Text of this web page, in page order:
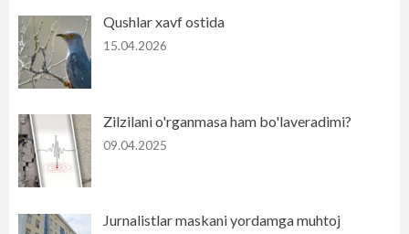
Qushlar xavf ostida
15.04.2026
Zilzilani o'rganmasa ham bo'laveradimi?
09.04.2025
Jurnalistlar maskani yordamga muhtoj